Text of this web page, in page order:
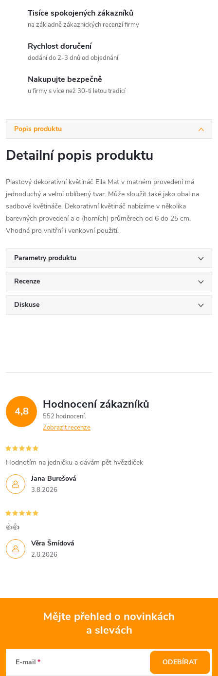
Tisíce spokojených zákazníků
na základně zákaznických recenzí firmy
Rychlost doručení
dodání do 2-3 dnů od objednání
Nakupujte bezpečně
u firmy s více než 30-ti letou tradicí
Popis produktu
Detailní popis produktu
Plastový dekorativní květináč Ella Mat v matném provedení má
jednoduchý a velmi oblíbený tvar. Může sloužit také jako obal na
sadbové květináče. Dekorativní květináč nabízíme v několika
barevných provedení a o (horních) průměrech od 6 do 25 cm.
Vhodné pro vnitřní i venkovní použití.
Parametry produktu
Recenze
Diskuse
4,8 Hodnocení zákazníků
552 hodnocení
Zobrazit recenze
Jana Burešová
3.8.2026
Hodnotím na jedničku a dávám pět hvězdiček
Věra Šmídová
2.8.2026
👍👍
Mějte přehled o novinkách
a slevách
E-mail ODEBÍRAT